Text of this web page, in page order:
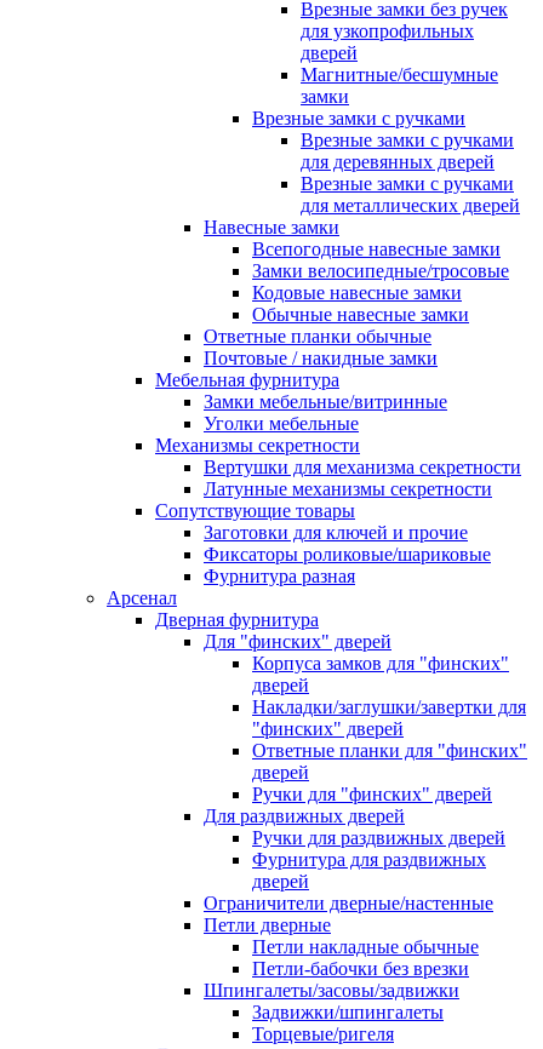
Врезные замки без ручек
для узкопрофильных
дверей
Магнитные/бесшумные
замки
Врезные замки с ручками
Врезные замки с ручками
для деревянных дверей
Врезные замки с ручками
для металлических дверей
Навесные замки
Всепогодные навесные замки
Замки велосипедные/тросовые
Кодовые навесные замки
Обычные навесные замки
Ответные планки обычные
Почтовые / накидные замки
Мебельная фурнитура
Замки мебельные/витринные
Уголки мебельные
Механизмы секретности
Вертушки для механизма секретности
Латунные механизмы секретности
Сопутствующие товары
Заготовки для ключей и прочие
Фиксаторы роликовые/шариковые
Фурнитура разная
Арсенал
Дверная фурнитура
Для "финских" дверей
Корпуса замков для "финских"
дверей
Накладки/заглушки/завертки для
"финских" дверей
Ответные планки для "финских"
дверей
Ручки для "финских" дверей
Для раздвижных дверей
Ручки для раздвижных дверей
Фурнитура для раздвижных
дверей
Ограничители дверные/настенные
Петли дверные
Петли накладные обычные
Петли-бабочки без врезки
Шпингалеты/засовы/задвижки
Задвижки/шпингалеты
Торцевые/ригеля